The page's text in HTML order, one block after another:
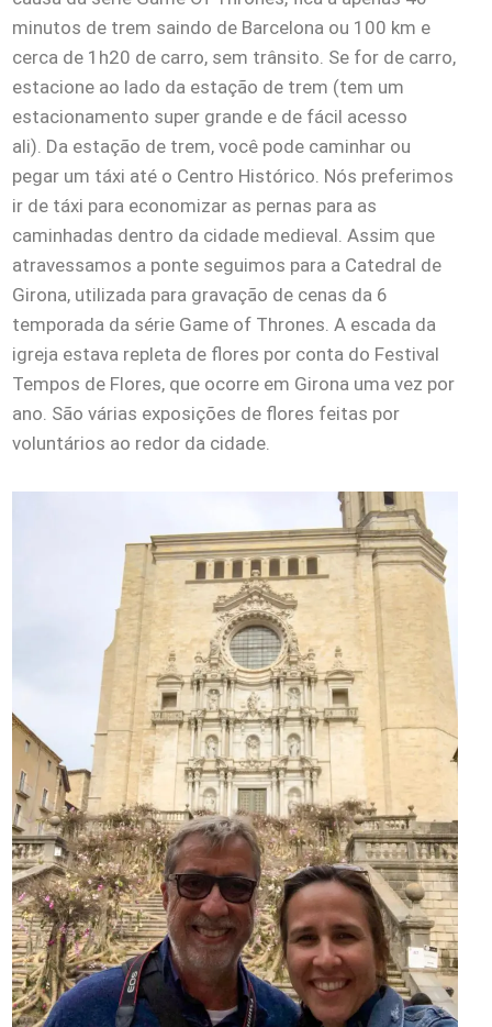
minutos de trem saindo de Barcelona ou 100 km e
cerca de 1h20 de carro, sem trânsito. Se for de carro,
estacione ao lado da estação de trem (tem um
estacionamento super grande e de fácil acesso
ali). Da estação de trem, você pode caminhar ou
pegar um táxi até o Centro Histórico. Nós preferimos
ir de táxi para economizar as pernas para as
caminhadas dentro da cidade medieval. Assim que
atravessamos a ponte seguimos para a Catedral de
Girona, utilizada para gravação de cenas da 6
temporada da série Game of Thrones. A escada da
igreja estava repleta de flores por conta do Festival
Tempos de Flores, que ocorre em Girona uma vez por
ano. São várias exposições de flores feitas por
voluntários ao redor da cidade.